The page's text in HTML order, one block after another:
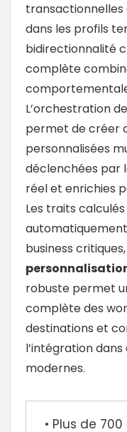
dans les profils
bidirectionnalité
complète
L’orchestration
permet de créer
personnalisées
déclenchées par
réel et enrichies
Les traits
business
robuste permet
complète des
destinations et
l’intégration
modernes.
• Plus de